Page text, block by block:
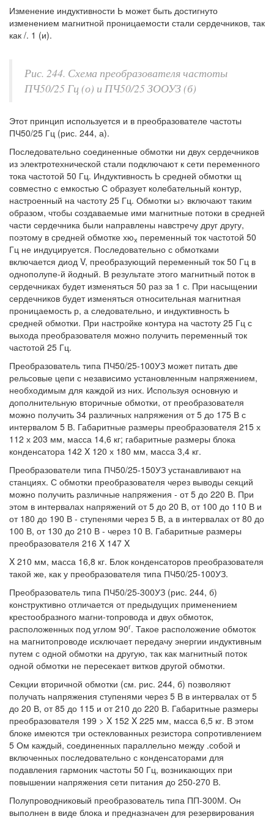
Изменение индуктивности Ь может быть достигнуто
изменением магнитной проницаемости стали сердечников, так
как /. 1 (и).
Рис. 244. Схема преобразователя частоты
ПЧ50/25 Гц (о) и ПЧ50/25 ЗООУЗ (б)
Этот принцип используется и в преобразователе частоты
ПЧ50/25 Гц (рис. 244, а).
Последовательно соединенные обмотки ни двух сердечников
из электротехнической стали подключают к сети переменного
тока частотой 50 Гц. Индуктивность Ь средней обмотки щ
совместно с емкостью С образует колебательный контур,
настроенный на частоту 25 Гц. Обмотки ы> включают таким
образом, чтобы создаваемые ими магнитные потоки в средней
части сердечника были направлены навстречу друг другу,
поэтому в средней обмотке хюх переменный ток частотой 50
Гц не индуцируется. Последовательно с обмотками
включается диод V, преобразующий переменный ток 50 Гц в
однополупе-й йодный. В результате этого магнитный поток в
сердечниках будет изменяться 50 раз за 1 с. При насыщении
сердечников будет изменяться относительная магнитная
проницаемость р, а следовательно, и индуктивность Ь
средней обмотки. При настройке контура на частоту 25 Гц с
выхода преобразователя можно получить переменный ток
частотой 25 Гц.
Преобразователь типа ПЧ50/25-100УЗ может питать две
рельсовые цепи с независимо установленным напряжением,
необходимым для каждой из них. Используя основную и
дополнительную вторичные обмотки, от преобразователя
можно получить 34 различных напряжения от 5 до 175 В с
интервалом 5 В. Габаритные размеры преобразователя 215 х
112 х 203 мм, масса 14,6 кг; габаритные размеры блока
конденсатора 142 X 120 х 180 мм, масса 3,4 кг.
Преобразователи типа ПЧ50/25-150УЗ устанавливают на
станциях. С обмотки преобразователя через выводы секций
можно получить различные напряжения - от 5 до 220 В. При
этом в интервалах напряжений от 5 до 20 В, от 100 до 110 В и
от 180 до 190 В - ступенями через 5 В, а в интервалах от 80 до
100 В, от 130 до 210 В - через 10 В. Габаритные размеры
преобразователя 216 X 147 X
X 210 мм, масса 16,8 кг. Блок конденсаторов преобразователя
такой же, как у преобразователя типа ПЧ50/25-100УЗ.
Преобразователь типа ПЧ50/25-300УЗ (рис. 244, б)
конструктивно отличается от предыдущих применением
крестообразного магни-топровода и двух обмоток,
расположенных под углом 90г. Такое расположение обмоток
на магнитопроводе исключает передачу энергии индуктивным
путем с одной обмотки на другую, так как магнитный поток
одной обмотки не пересекает витков другой обмотки.
Секции вторичной обмотки (см. рис. 244, б) позволяют
получать напряжения ступенями через 5 В в интервалах от 5
до 20 В, от 85 до 115 и от 210 до 220 В. Габаритные размеры
преобразователя 199 > X 152 X 225 мм, масса 6,5 кг. В этом
блоке имеются три остеклованных резистора сопротивлением
5 Ом каждый, соединенных параллельно между .собой и
включенных последовательно с конденсаторами для
подавления гармоник частоты 50 Гц, возникающих при
повышении напряжения сети питания до 250-270 В.
Полупроводниковый преобразователь типа ПП-300М. Он
выполнен в виде блока и предназначен для резервирования